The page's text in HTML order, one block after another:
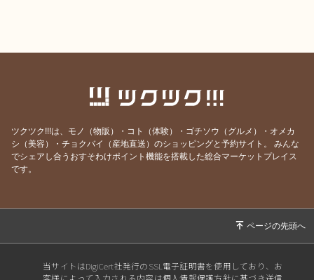
ツクツク!!!は、モノ（物販）・コト（体験）・ゴチソウ（グルメ）・オメカ
シ（美容）・チョクバイ（産地直送）のショッピングと予約サイト。
みんな
でシェアし合うおすそわけポイント機能を搭載した総合マーケットプレイス
です。
当サイトはDigiCert社発行のSSL電子証明書を使用しており、お